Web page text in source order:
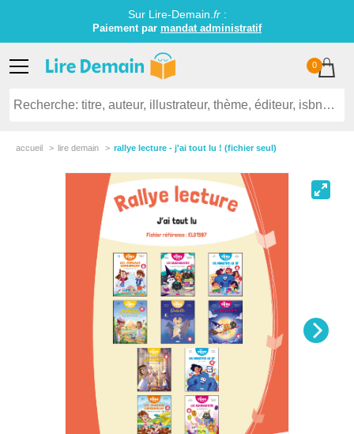
Sur Lire-Demain. fr:
Paiement par mandat administratif
0
accueil lire demain rallye lecture - j'ai tout lu ! (fichier seul)